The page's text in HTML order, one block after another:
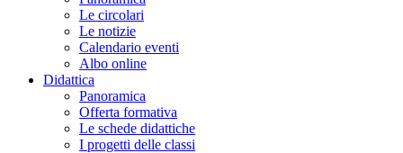
Le circolari
Le notizie
Calendario eventi
Albo online
Didattica
Panoramica
Offerta formativa
Le schede didattiche
I progetti delle classi